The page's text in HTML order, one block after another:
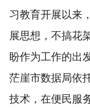
习教育开展以来
展思想，不搞花
盼作为工作的出
茫崖市数据局依
技术，在便民服